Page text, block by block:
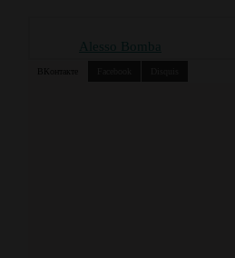
Alesso Bomba
ВКонтакте